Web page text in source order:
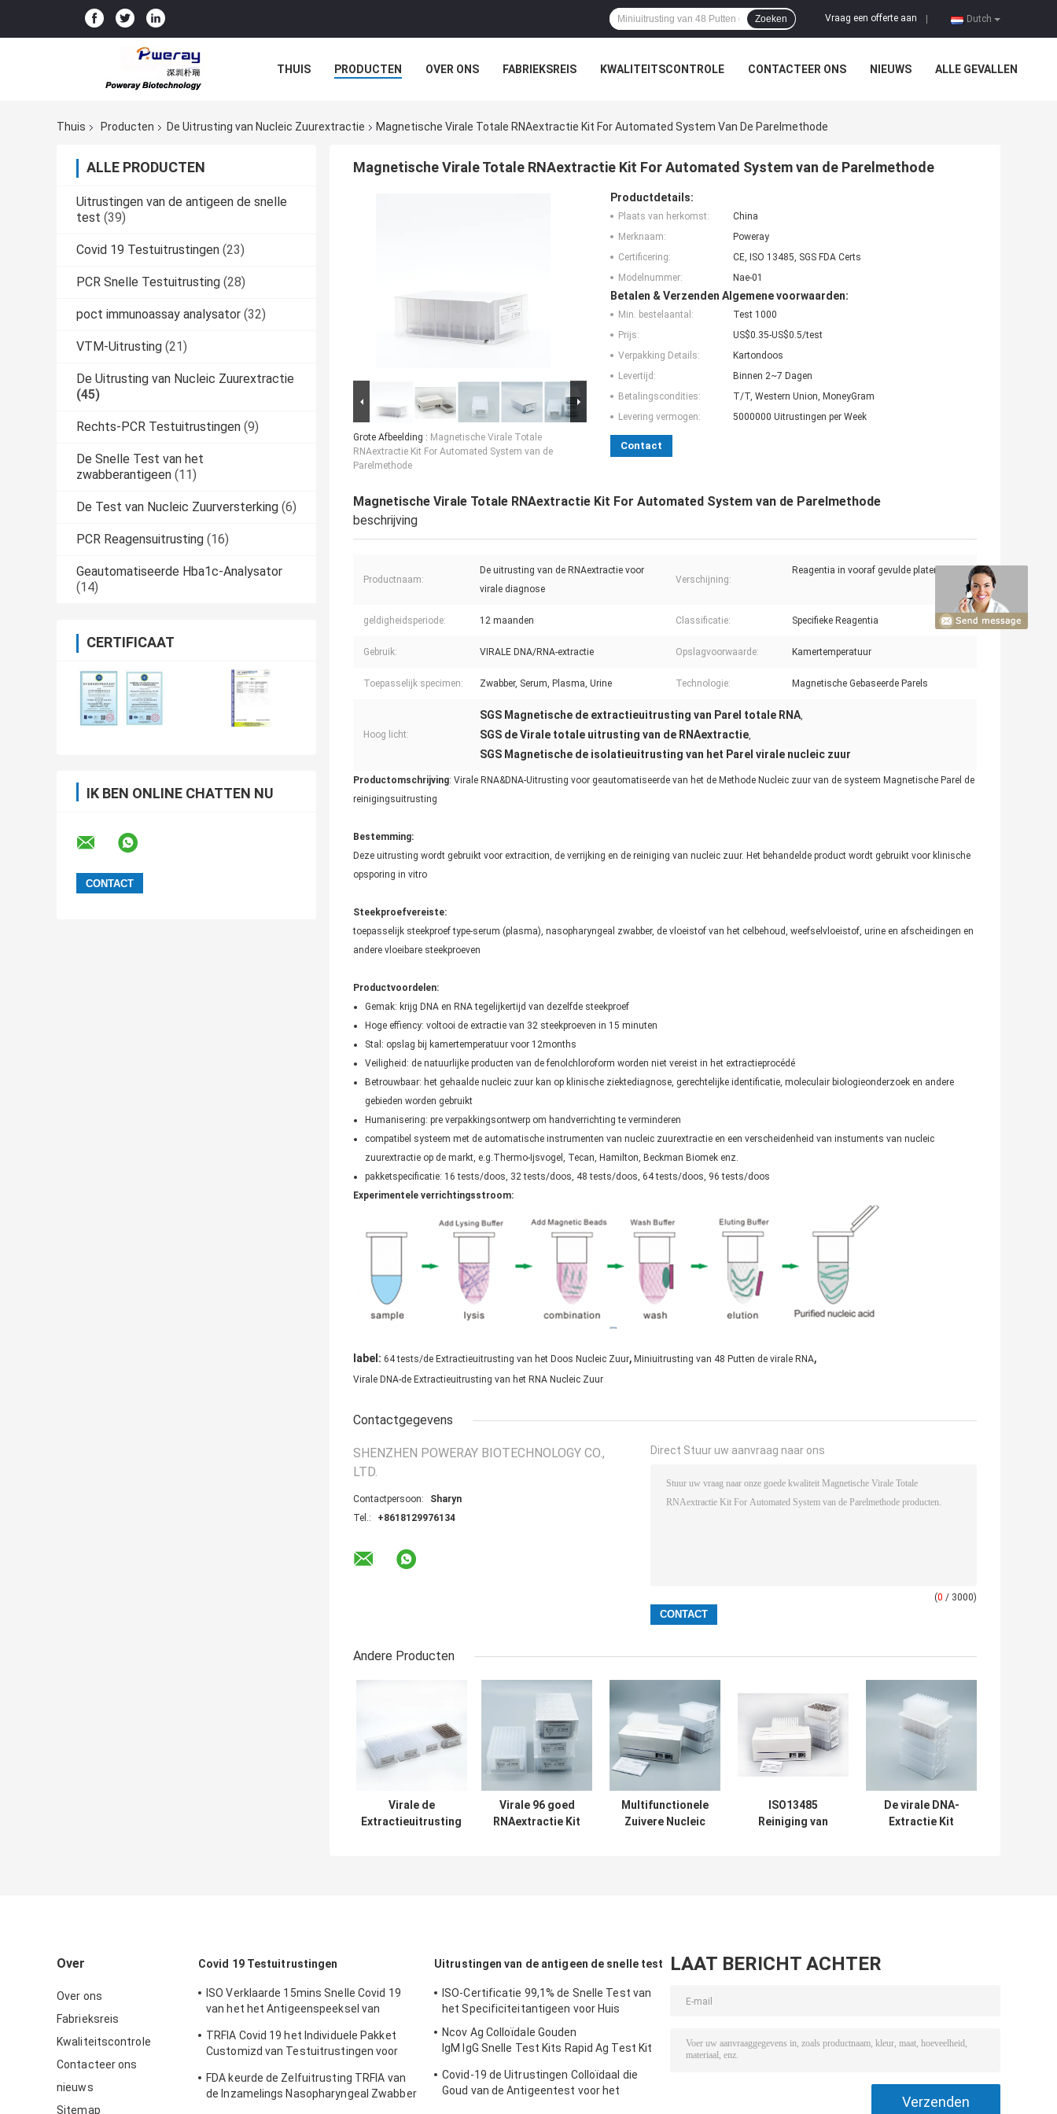
Dutch
Vraag een offerte aan
Zoeken
THUIS PRODUCTEN OVER ONS FABRIEKSREIS KWALITEITSCONTROLE CONTACTEER ONS NIEUWS ALLE GEVALLEN
Thuis Producten De Uitrusting van Nucleic Zuurextractie Magnetische Virale Totale RNAextractie Kit For Automated System Van De Parelmethode
ALLE PRODUCTEN
Uitrustingen van de antigeen de snelle
test (39)
Covid 19 Testuitrustingen (23)
PCR Snelle Testuitrusting (28)
poct immunoassay analysator (32)
VTM-Uitrusting (21)
De Uitrusting van Nucleic Zuurextractie
(45)
Rechts-PCR Testuitrustingen (9)
De Snelle Test van het
zwabberantigeen (11)
De Test van Nucleic Zuurversterking (6)
PCR Reagensuitrusting (16)
Geautomatiseerde Hba1c-Analysator
(14)
CERTIFICAAT
IK BEN ONLINE CHATTEN NU
Magnetische Virale Totale RNAextractie Kit For Automated System van de Parelmethode
Grote Afbeelding : Magnetische Virale Totale
RNAextractie Kit For Automated System van de
Parelmethode
Productdetails:
Plaats van herkomst:
China
Merknaam:
Poweray
Certificering:
CE, ISO 13485, SGS FDA Certs
Modelnummer:
Nae-01
Betalen & Verzenden Algemene voorwaarden:
Min. bestelaantal:
Test 1000
Prijs:
US$0.35-US$0.5/test
Verpakking Details:
Kartondoos
Levertijd:
Binnen 2~7 Dagen
Betalingscondities:
T/T, Western Union, MoneyGram
Levering vermogen:
5000000 Uitrustingen per Week
Contact
Magnetische Virale Totale RNAextractie Kit For Automated System van de Parelmethode
beschrijving
Productnaam:
De uitrusting van de RNAextractie voor
virale diagnose
Verschijning:
Reagentia in vooraf gevulde platen
geldigheidsperiode: 12 maanden Classificatie: Specifieke Reagentia
Gebruik: VIRALE DNA/RNA-extractie Opslagvoorwaarde: Kamertemperatuur
Toepasselijk specimen: Zwabber, Serum, Plasma, Urine Technologie: Magnetische Gebaseerde Parels
Hoog licht:
SGS Magnetische de extractieuitrusting van Parel totale RNA,
SGS de Virale totale uitrusting van de RNAextractie,
SGS Magnetische de isolatieuitrusting van het Parel virale nucleic zuur
Productomschrijving: Virale RNA&DNA-Uitrusting voor geautomatiseerde van het de Methode Nucleic zuur van de systeem Magnetische Parel de
reinigingsuitrusting
Bestemming:
Deze uitrusting wordt gebruikt voor extracition, de verrijking en de reiniging van nucleic zuur. Het behandelde product wordt gebruikt voor klinische
opsporing in vitro
Steekproefvereiste:
toepasselijk steekproef type-serum (plasma), nasopharyngeal zwabber, de vloeistof van het celbehoud, weefselvloeistof, urine en afscheidingen en
andere vloeibare steekproeven
Productvoordelen:
Gemak: krijg DNA en RNA tegelijkertijd van dezelfde steekproef
Hoge effiency: voltooi de extractie van 32 steekproeven in 15 minuten
Stal: opslag bij kamertemperatuur voor 12months
Veiligheid: de natuurlijke producten van de fenolchloroform worden niet vereist in het extractieprocédé
Betrouwbaar: het gehaalde nucleic zuur kan op klinische ziektediagnose, gerechtelijke identificatie, moleculair biologieonderzoek en andere
gebieden worden gebruikt
Humanisering: pre verpakkingsontwerp om handverrichting te verminderen
compatibel systeem met de automatische instrumenten van nucleic zuurextractie en een verscheidenheid van instuments van nucleic
zuurextractie op de markt, e.g.Thermo-Ijsvogel, Tecan, Hamilton, Beckman Biomek enz.
pakketspecificatie: 16 tests/doos, 32 tests/doos, 48 tests/doos, 64 tests/doos, 96 tests/doos
Experimentele verrichtingsstroom:
label: 64 tests/de Extractieuitrusting van het Doos Nucleic Zuur, Miniuitrusting van 48 Putten de virale RNA,
Virale DNA-de Extractieuitrusting van het RNA Nucleic Zuur
Contactgegevens
SHENZHEN POWERAY BIOTECHNOLOGY CO.,
LTD.
Contactpersoon:
Sharyn
Tel.:
+8618129976134
Direct Stuur uw aanvraag naar ons
(0 / 3000)
Andere Producten
Virale de
Extractieuitrusting
Virale 96 goed
RNAextractie Kit
Multifunctionele
Zuivere Nucleic
ISO13485
Reiniging van
De virale DNA-
Extractie Kit
Over
Over ons
Fabrieksreis
Kwaliteitscontrole
Contacteer ons
nieuws
Sitemap
Covid 19 Testuitrustingen
ISO Verklaarde 15mins Snelle Covid 19
van het het Antigeenspeeksel van
Sensitivity
TRFIA Covid 19 het Individuele Pakket
Customizd van Testuitrustingen voor
FDA keurde de Zelfuitrusting TRFIA van
de Inzamelings Nasopharyngeal Zwabber
Uitrustingen van de antigeen de snelle test
ISO-Certificatie 99,1% de Snelle Test van
het Specificiteitantigeen voor Huis
Ncov Ag Colloïdale Gouden
IgM IgG Snelle Test Kits Rapid Ag Test Kit
Covid-19 de Uitrustingen Colloïdaal die
Goud van de Antigeentest voor het
LAAT BERICHT ACHTER